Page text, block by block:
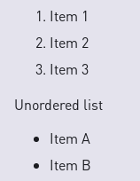
Item 1
Item 2
Item 3
Unordered list
Item A
Item B